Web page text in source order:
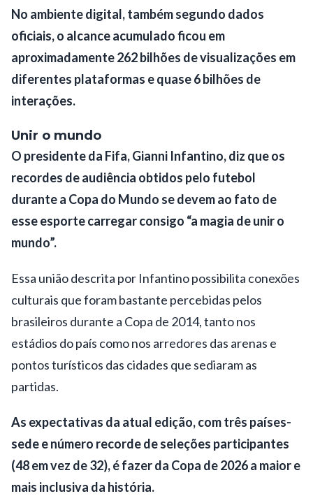
No ambiente digital, também segundo dados
oficiais, o alcance acumulado ficou em
aproximadamente 262 bilhões de visualizações em
diferentes plataformas e quase 6 bilhões de
interações.
Unir o mundo
O presidente da Fifa, Gianni Infantino, diz que os
recordes de audiência obtidos pelo futebol
durante a Copa do Mundo se devem ao fato de
esse esporte carregar consigo “a magia de unir o
mundo”.
Essa união descrita por Infantino possibilita conexões
culturais que foram bastante percebidas pelos
brasileiros durante a Copa de 2014, tanto nos
estádios do país como nos arredores das arenas e
pontos turísticos das cidades que sediaram as
partidas.
As expectativas da atual edição, com três países-
sede e número recorde de seleções participantes
(48 em vez de 32), é fazer da Copa de 2026 a maior e
mais inclusiva da história.